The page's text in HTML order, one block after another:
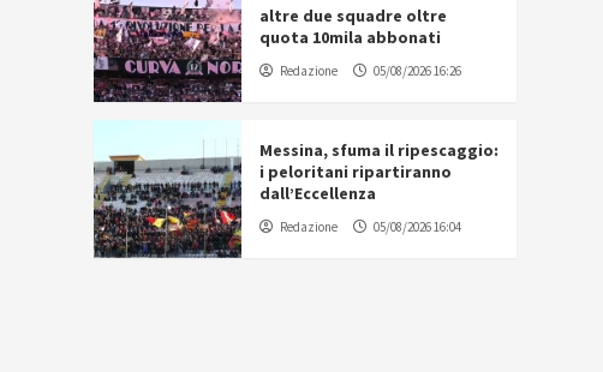
altre due squadre oltre
quota 10mila abbonati
Redazione 05/08/2026 16:26
Messina, sfuma il ripescaggio:
i peloritani ripartiranno
dall’Eccellenza
Redazione 05/08/2026 16:04